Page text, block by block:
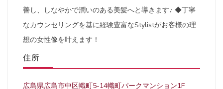
善し、しなやかで潤いのある美髪へと導きます♪ ◆丁寧
なカウンセリングを基に経験豊富なStylistがお客様の理
想の女性像を叶えます！
住所
広島県広島市中区幟町5-14幟町パークマンション1F